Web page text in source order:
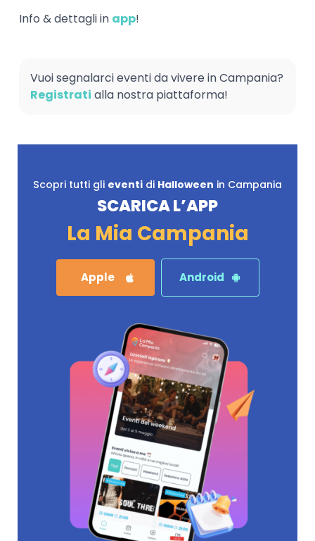
Info & dettagli in app!
Vuoi segnalarci eventi da vivere in Campania?
Registrati alla nostra piattaforma!
Scopri tutti gli eventi di Halloween in Campania
SCARICA L’APP
La Mia Campania
Apple Android